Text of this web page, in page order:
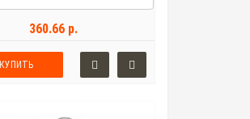
360.66 р.
КУПИТЬ